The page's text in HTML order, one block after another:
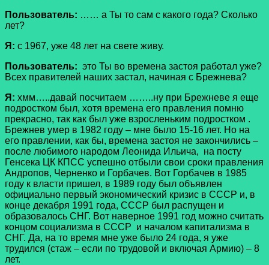
Пользователь: …… а Ты то сам с какого года? Сколько
лет?
Я: с 1967, уже 48 лет на свете живу.
Пользователь: это Ты во времена застоя работал уже?
Всех правителей наших застал, начиная с Брежнева?
Я: хмм…..давай посчитаем ……..ну при Брежневе я еще
подростком был, хотя времена его правления помню
прекрасно, так как был уже взросленьким подростком .
Брежнев умер в 1982 году – мне было 15-16 лет. Но на
его правлении, как бы, времена застоя не закончились –
после любимого народом Леонида Ильича, на посту
Генсека ЦК КПСС успешно отбыли свои сроки правления
Андропов, Черненко и Горбачев. Вот Горбачев в 1985
году к власти пришел, в 1989 году был объявлен
официально первый экономический кризис в СССР и, в
конце декабря 1991 года, СССР был распущен и
образовалось СНГ. Вот наверное 1991 год можно считать
концом социализма в СССР и началом капитализма в
СНГ. Да, на то время мне уже было 24 года, я уже
трудился (стаж – если по трудовой и включая Армию) – 8
лет.